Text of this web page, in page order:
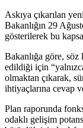
Askıya çıkarılan
Bakanlığın 29
gösterilerek bu
Bakanlığa göre, söz
edildiği için
olmaktan çıkarak,
ihtiyaçlarına cevap
Plan raporunda
odaklı gelişim